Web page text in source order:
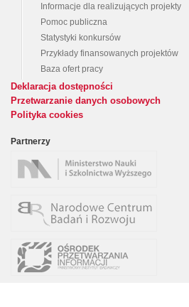
Informacje dla realizujących projekty
Pomoc publiczna
Statystyki konkursów
Przykłady finansowanych projektów
Baza ofert pracy
Deklaracja dostępności
Przetwarzanie danych osobowych
Polityka cookies
Partnerzy